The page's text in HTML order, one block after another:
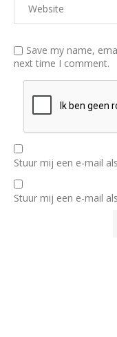
Save my name,
next time I comment.
Stuur mij een e-mail
Stuur mij een e-mail